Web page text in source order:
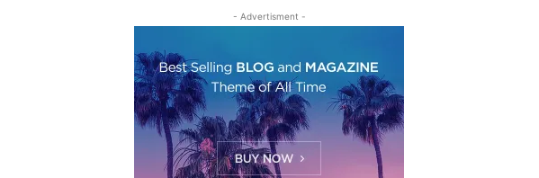
- Advertisment -